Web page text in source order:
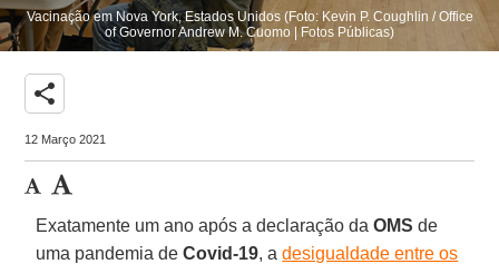
Vacinação em Nova York, Estados Unidos (Foto: Kevin P. Coughlin / Office
of Governor Andrew M. Cuomo | Fotos Públicas)
share
12 Março 2021
Exatamente um ano após a declaração daOMS de
uma pandemia deCovid-19, adesigualdade entre os